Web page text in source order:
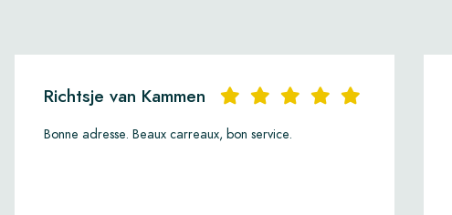
Richtsje van Kammen
Bonne adresse. Beaux carreaux, bon service.